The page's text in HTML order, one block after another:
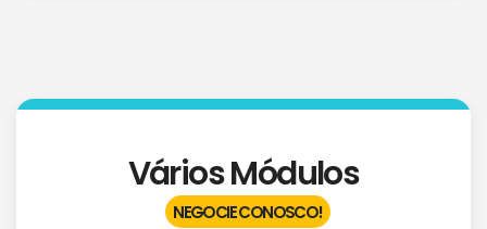
Vários Módulos
NEGOCIE CONOSCO!